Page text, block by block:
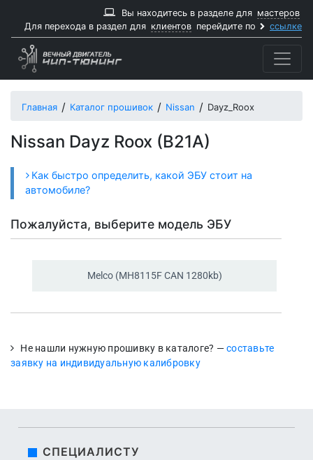
Вы находитесь в разделе для мастеров
Для перехода в раздел для клиентов перейдите по ссылке
Главная Каталог прошивок Nissan Dayz_Roox
Nissan Dayz Roox (B21A)
Как быстро определить, какой ЭБУ стоит на
автомобиле?
Пожалуйста, выберите модель ЭБУ
Melco (MH8115F CAN 1280kb)
Не нашли нужную прошивку в каталоге? —составьте
заявку на индивидуальную калибровку
СПЕЦИАЛИСТУ